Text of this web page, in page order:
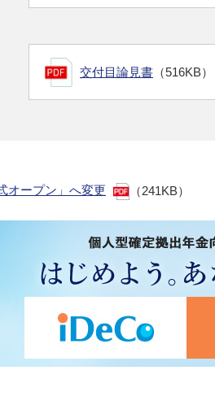
交付目論見書 （516KB）
オープン」へ変更 （241KB）